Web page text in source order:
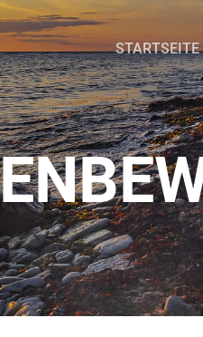
STARTSEITE